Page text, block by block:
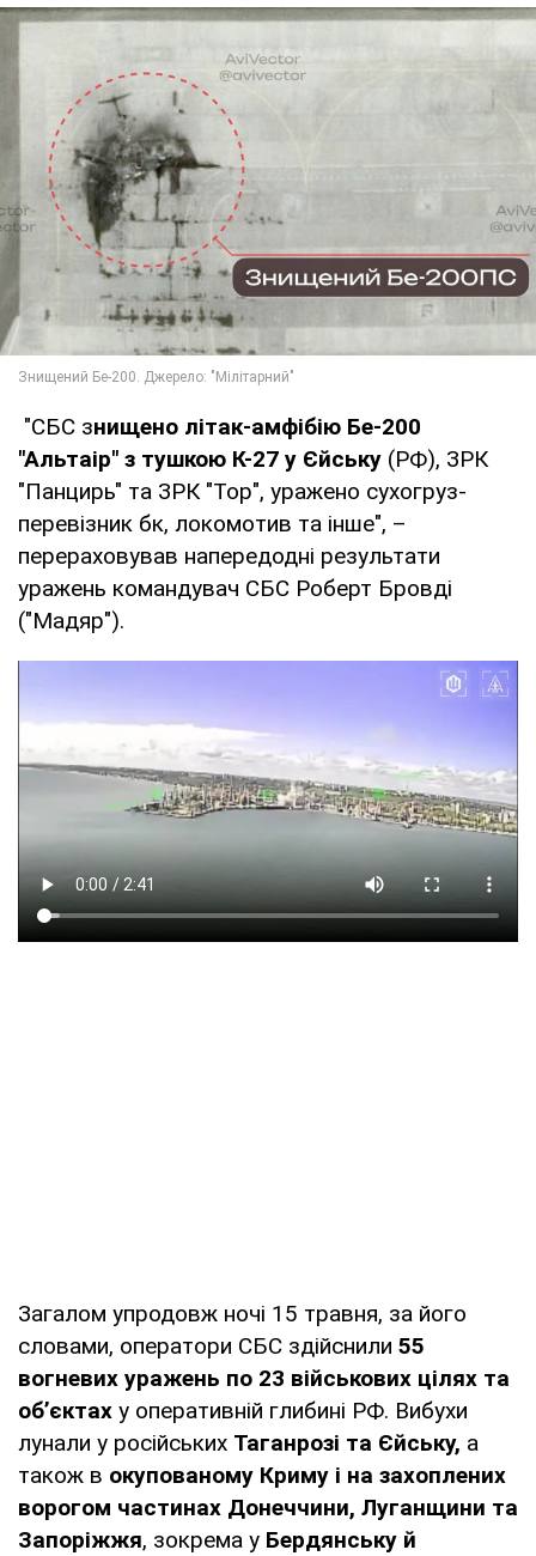
"СБС знищено літак-амфібію Бе-200
"Альтаір" з тушкою К-27 у Єйську (РФ), ЗРК
"Панцирь" та ЗРК "Тор", уражено сухогруз-
перевізник бк, локомотив та інше", –
перераховував напередодні результати
уражень командувач СБС Роберт Бровді
("Мадяр").
Загалом упродовж ночі 15 травня, за його
словами, оператори СБС здійснили 55
вогневих уражень по 23 військових цілях та
обʼєктах у оперативній глибині РФ. Вибухи
лунали у російських Таганрозі та Єйську, а
також в окупованому Криму і на захоплених
ворогом частинах Донеччини, Луганщини та
Запоріжжя, зокрема у Бердянську й